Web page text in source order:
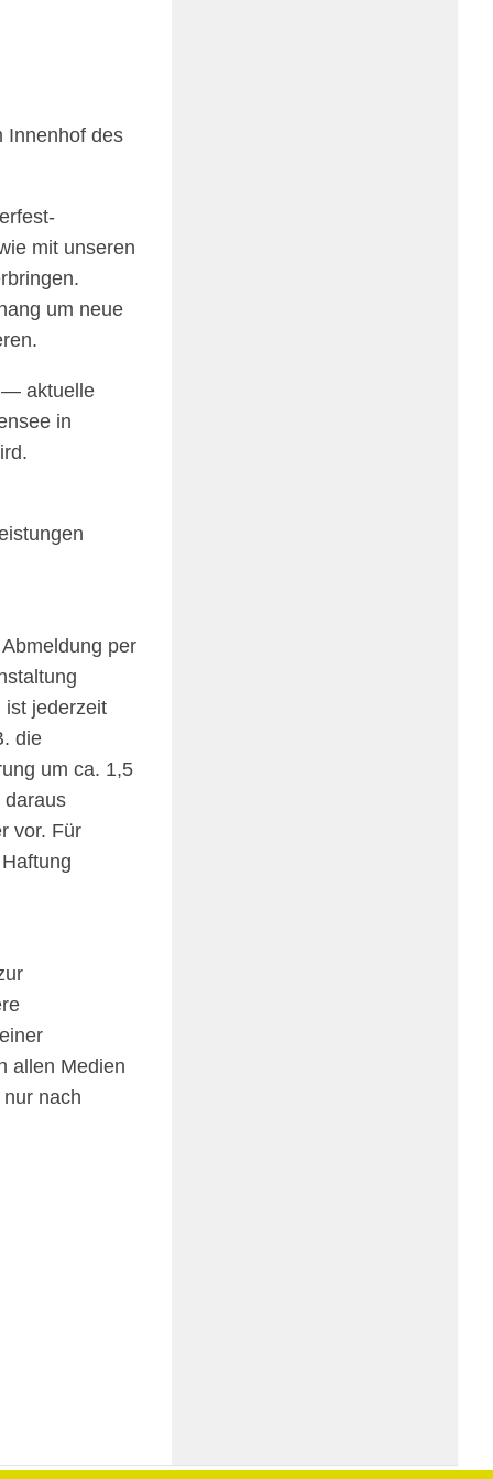
Innen­hof des
mit unse­ren
um neue
— aktu­elle
in
per
ist jeder­zeit
die
um ca. 1,5
daraus
vor. Für
allen Medien
nach